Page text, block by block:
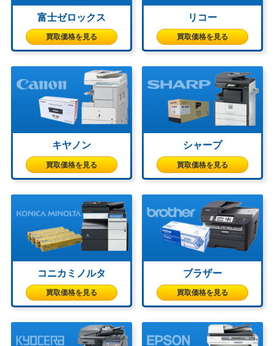
富士ゼロックス
買取価格を見る
リコー
買取価格を見る
キヤノン
買取価格を見る
シャープ
買取価格を見る
コニカミノルタ
買取価格を見る
ブラザー
買取価格を見る